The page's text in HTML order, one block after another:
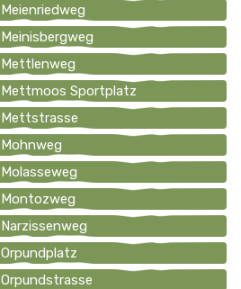
Meienriedweg
Meinisbergweg
Mettlenweg
Mettmoos Sportplatz
Mettstrasse
Mohnweg
Molasseweg
Montozweg
Narzissenweg
Orpundplatz
Orpundstrasse